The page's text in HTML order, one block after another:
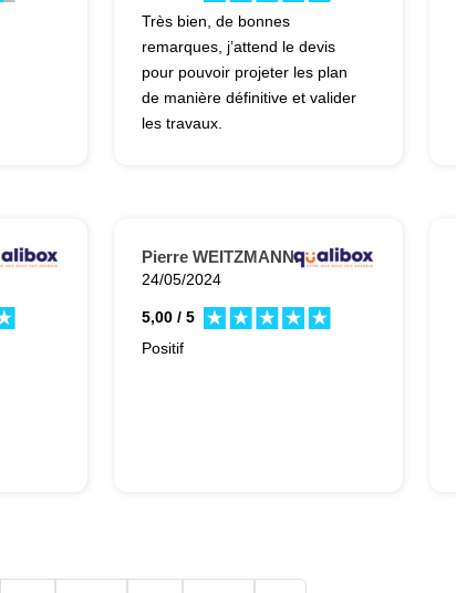
Très bien, de bonnes
remarques, j’attend le devis
pour pouvoir projeter les plan
de manière définitive et valider
les travaux.
Pierre WEITZMANN.
24/05/2024
5,00 / 5
Positif